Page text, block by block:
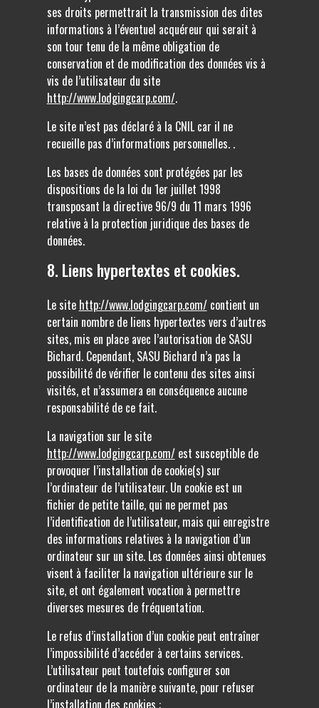
ses droits permettrait la transmission des dites
informations à l’éventuel acquéreur qui serait à
son tour tenu de la même obligation de
conservation et de modification des données vis à
vis de l’utilisateur du site
http://www.lodgingcarp.com/.
Le site n’est pas déclaré à la CNIL car il ne
recueille pas d’informations personnelles. .
Les bases de données sont protégées par les
dispositions de la loi du 1er juillet 1998
transposant la directive 96/9 du 11 mars 1996
relative à la protection juridique des bases de
données.
8. Liens hypertextes et cookies.
Le site http://www.lodgingcarp.com/contient un
certain nombre de liens hypertextes vers d’autres
sites, mis en place avec l’autorisation de SASU
Bichard. Cependant, SASU Bichard n’a pas la
possibilité de vérifier le contenu des sites ainsi
visités, et n’assumera en conséquence aucune
responsabilité de ce fait.
La navigation sur le site
http://www.lodgingcarp.com/est susceptible de
provoquer l’installation de cookie(s) sur
l’ordinateur de l’utilisateur. Un cookie est un
fichier de petite taille, qui ne permet pas
l’identification de l’utilisateur, mais qui enregistre
des informations relatives à la navigation d’un
ordinateur sur un site. Les données ainsi obtenues
visent à faciliter la navigation ultérieure sur le
site, et ont également vocation à permettre
diverses mesures de fréquentation.
Le refus d’installation d’un cookie peut entraîner
l’impossibilité d’accéder à certains services.
L’utilisateur peut toutefois configurer son
ordinateur de la manière suivante, pour refuser
l’installation des cookies :